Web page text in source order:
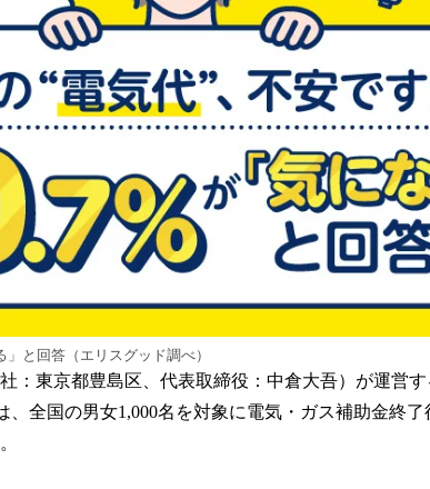
込
み
で
す
と回答（エリスグッド調べ）
：東京都豊島区、代表取締役：中倉大吾）が運営
、全国の男女1,000名を対象に電気・ガス補助金終